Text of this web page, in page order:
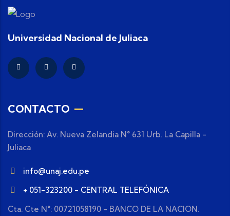
Universidad Nacional de Juliaca
CONTACTO
Dirección: Av. Nueva Zelandia N° 631 Urb. La Capilla -
Juliaca
info@unaj.edu.pe
+ 051-323200 - CENTRAL TELEFÓNICA
Cta. Cte N°: 00721058190 - BANCO DE LA NACION.